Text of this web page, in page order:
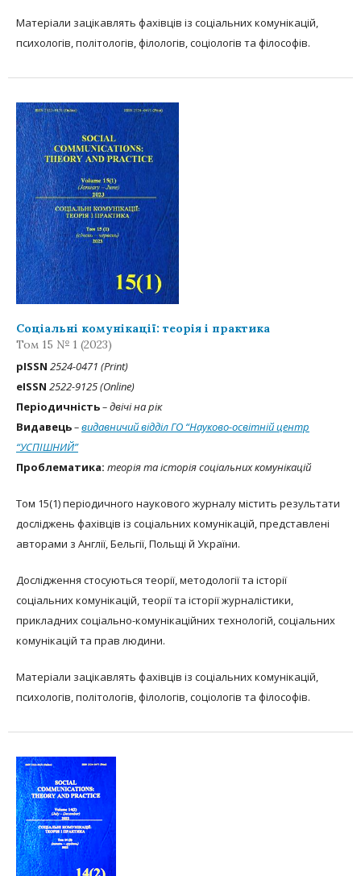
Матеріали зацікавлять фахівців із соціальних комунікацій,
психологів, політологів, філологів, соціологів та філософів.
Соціальні комунікації: теорія і практика
Том 15 № 1 (2023)
рISSN 2524-0471 (Print)
eISSN 2522-9125 (Online)
Періодичність– двічі на рік
Видавець–видавничий відділ ГО “Науково-освітній центр
“УСПІШНИЙ”
Проблематика: теорія та історія соціальних комунікацій
Том 15(1) періодичного наукового журналу містить результати
досліджень фахівців із соціальних комунікацій, представлені
авторами з Англії, Бельгії, Польщі й України.
Дослідження стосуються теорії, методології та історії
соціальних комунікацій, теорії та історії журналістики,
прикладних соціально-комунікаційних технологій, соціальних
комунікацій та прав людини.
Матеріали зацікавлять фахівців із соціальних комунікацій,
психологів, політологів, філологів, соціологів та філософів.